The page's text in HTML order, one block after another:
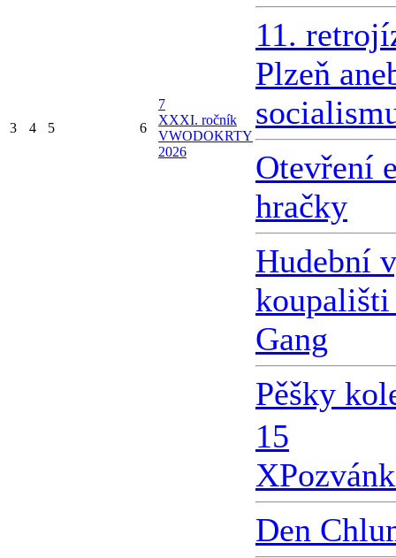
3 4 5 6
7
XXXI. ročník
VWODOKRTY
2026
11.
Plzeň
Otevření
hračky
Hudební
Gang
Pěšky
15
X
Den